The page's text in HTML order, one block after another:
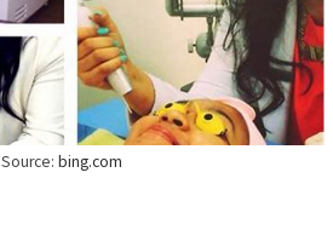
Source: bing.com